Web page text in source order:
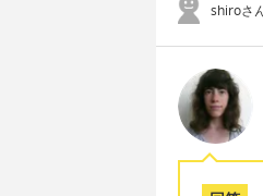
shiroさ